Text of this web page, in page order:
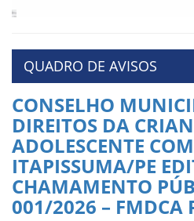
QUADRO DE AVISOS
CONSELHO
DIREITOS DA
ADOLESCENTE
ITAPISSUMA/PE
CHAMAMENTO
001/2026 – FMDCA